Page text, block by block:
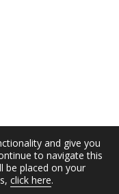
and give you
to navigate this
be placed on your
click here.